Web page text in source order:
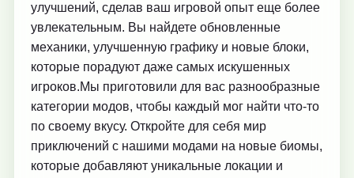
улучшений, сделав ваш игровой опыт еще более
увлекательным. Вы найдете обновленные
механики, улучшенную графику и новые блоки,
которые порадуют даже самых искушенных
игроков.Мы приготовили для вас разнообразные
категории модов, чтобы каждый мог найти что-то
по своему вкусу. Откройте для себя мир
приключений с нашими модами на новые биомы,
которые добавляют уникальные локации и